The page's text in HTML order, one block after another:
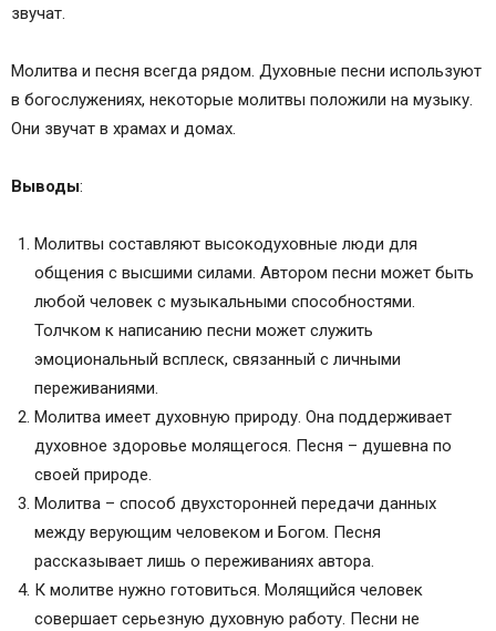
звучат.
Молитва и песня всегда рядом. Духовные песни используют
в богослужениях, некоторые молитвы положили на музыку.
Они звучат в храмах и домах.
Выводы:
Молитвы составляют высокодуховные люди для
общения с высшими силами. Автором песни может быть
любой человек с музыкальными способностями.
Толчком к написанию песни может служить
эмоциональный всплеск, связанный с личными
переживаниями.
Молитва имеет духовную природу. Она поддерживает
духовное здоровье молящегося. Песня – душевна по
своей природе.
Молитва – способ двухсторонней передачи данных
между верующим человеком и Богом. Песня
рассказывает лишь о переживаниях автора.
К молитве нужно готовиться. Молящийся человек
совершает серьезную духовную работу. Песни не